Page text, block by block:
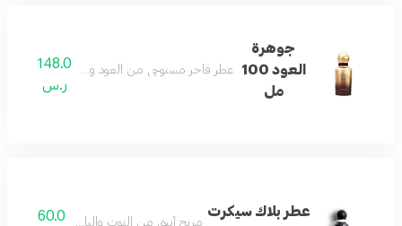
جوهرة
العود 100
مل
عطر فاخر مستوحى من العود والبخور لحضور مميز
148.0
ر.س
عطر بلاك سيكرت
مزيج أنيق من التوت والياسمين والفانيليا
60.0